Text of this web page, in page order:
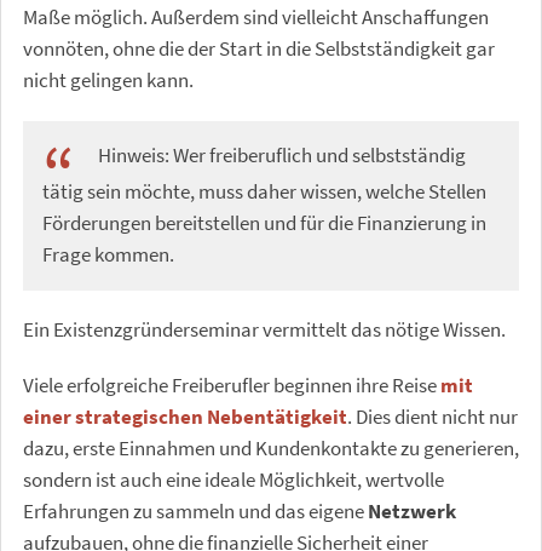
Maße möglich. Außerdem sind vielleicht Anschaffungen
vonnöten, ohne die der Start in die Selbstständigkeit gar
nicht gelingen kann.
Hinweis: Wer freiberuflich und selbstständig
tätig sein möchte, muss daher wissen, welche Stellen
Förderungen bereitstellen und für die Finanzierung in
Frage kommen.
Ein Existenzgründerseminar vermittelt das nötige Wissen.
Viele erfolgreiche Freiberufler beginnen ihre Reisemit
einerstrategischen Nebentätigkeit. Dies dient nicht nur
dazu, erste Einnahmen und Kundenkontakte zu generieren,
sondern ist auch eine ideale Möglichkeit, wertvolle
Erfahrungen zu sammeln und das eigeneNetzwerk
aufzubauen, ohne die finanzielle Sicherheit einer